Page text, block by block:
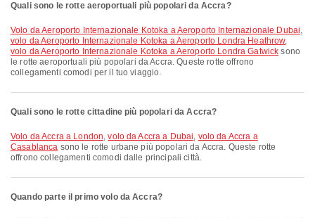
Quali sono le rotte aeroportuali più popolari da Accra?
volo da Aeroporto Internazionale Kotoka a Aeroporto Internazionale Dubai,
volo da Aeroporto Internazionale Kotoka a Aeroporto Londra Heathrow,
volo da Aeroporto Internazionale Kotoka a Aeroporto Londra Gatwick sono
le rotte aeroportuali più popolari da Accra. Queste rotte offrono
collegamenti comodi per il tuo viaggio.
Quali sono le rotte cittadine più popolari da Accra?
volo da Accra a London,volo da Accra a Dubai, volo da Accra a
Casablanca sono le rotte urbane più popolari da Accra. Queste rotte
offrono collegamenti comodi dalle principali città.
Quando parte il primo volo da Accra?